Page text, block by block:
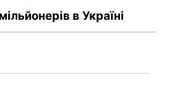
в Україні